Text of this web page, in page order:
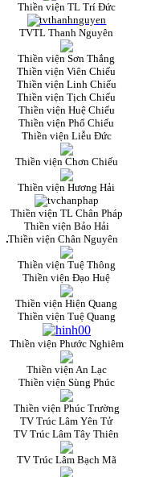
Thiền viện TL Trí Đức
TVTL Thanh Nguyên
Thiền viện Sơn Thắng
Thiền viện Viên Chiếu
Thiền viện Linh Chiếu
Thiền viện Tịch Chiếu
Thiền viện Huệ Chiếu
Thiền viện Phổ Chiếu
Thiền viện Liễu Đức
Thiền viện Chơn Chiếu
Thiền viện Hương Hải
Thiền viện TL Chân Pháp
Thiền viện Bảo Hải
Thiền viện Chân Nguyên
Thiền viện Tuệ Thông
Thiền viện Đạo Huệ
Thiền viện Hiện Quang
Thiền viện Tuệ Quang
Thiền viện Phước Nghiêm
Thiền viện An Lạc
Thiền viện Sùng Phúc
Thiền viện Phúc Trường
TV Trúc Lâm Yên Tử
TV Trúc Lâm Tây Thiên
TV Trúc Lâm Bạch Mã